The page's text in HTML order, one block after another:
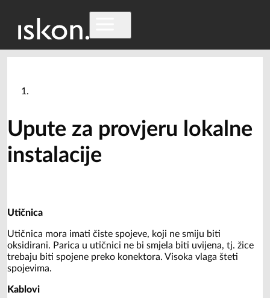
Upute za provjeru lokalne
instalacije
Utičnica
Utičnica mora imati čiste spojeve, koji ne smiju biti
oksidirani. Parica u utičnici ne bi smjela biti uvijena, tj. žice
trebaju biti spojene preko konektora. Visoka vlaga šteti
spojevima.
Kablovi